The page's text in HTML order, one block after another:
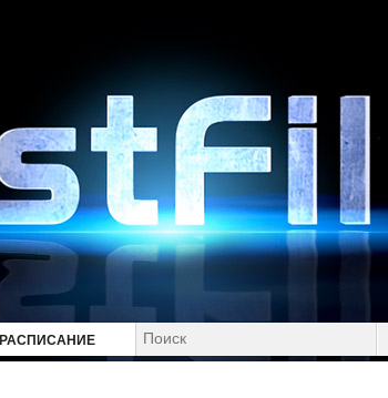
РАСПИСАНИЕ